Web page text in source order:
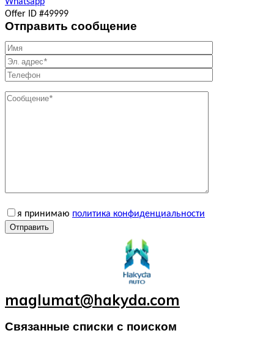
Offer ID #49999
Отправить сообщение
я принимаю политика конфиденциальности
Отправить
maglumat@hakyda.com
Связанные списки с поиском